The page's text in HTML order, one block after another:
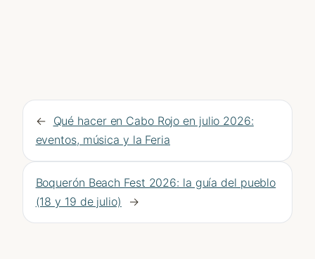
← Qué hacer en Cabo Rojo en julio 2026:
eventos, música y la Feria
Boquerón Beach Fest 2026: la guía del pueblo
(18 y 19 de julio)
→